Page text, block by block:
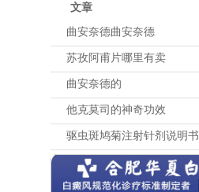
文章
曲安奈德曲安奈德
苏孜阿甫片哪里有卖
曲安奈德的
他克莫司的神奇功效
驱虫斑鸠菊注射针剂说明书